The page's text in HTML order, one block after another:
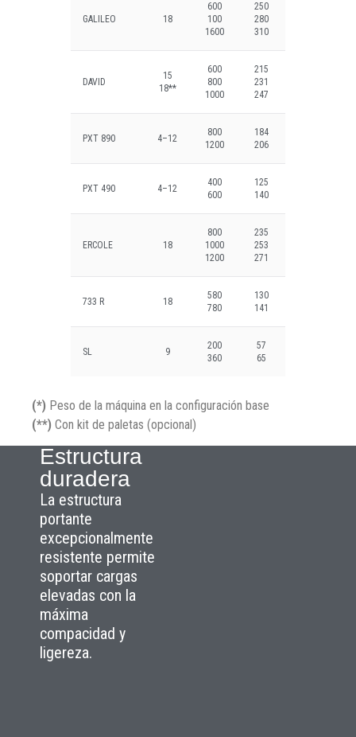
GALILEO 18
600
100
1600
250
280
310
DAVID
15
18**
600
800
1000
215
231
247
PXT 890 4–12
800
1200
184
206
PXT 490 4–12
400
600
125
140
ERCOLE 18
800
1000
1200
235
253
271
733 R 18
580
780
130
141
SL 9
200
360
57
65
(*) Peso de la máquina en la configuración base
(**) Con kit de paletas (opcional)
Estructura
duradera
La estructura
portante
excepcionalmente
resistente permite
soportar cargas
elevadas con la
máxima
compacidad y
ligereza.